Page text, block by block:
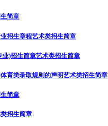
简章
招生章程艺术类招生简章
业)招生简章艺术类招生简章
育类录取规则的声明艺术类招生简章
简章
招生简章